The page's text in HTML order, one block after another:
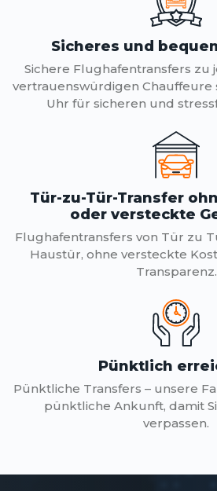
Sicheres und
Sichere Flughafentransfers zu
vertrauenswürdigen
Uhr für sicheren und
Tür-zu-Tür-Transfer
oder versteckte
Flughafentransfers von Tür zu
Haustür, ohne versteckte
Transparenz.
Pünktlich
Pünktliche Transfers – unsere
pünktliche Ankunft, damit
verpassen.